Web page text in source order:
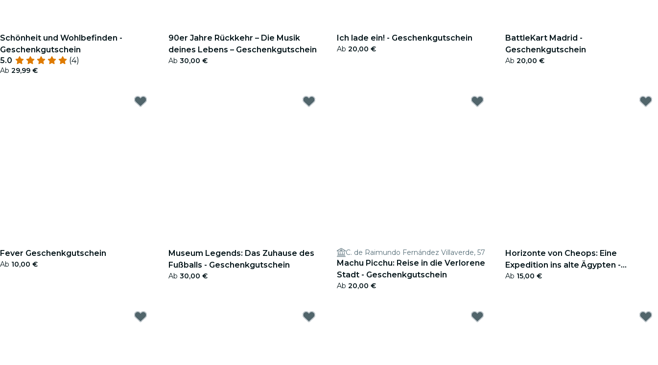
Schönheit und Wohlbefinden -
Geschenkgutschein
5.0
(4)
Ab 29,99 €
90er Jahre Rückkehr – Die Musik
deines Lebens – Geschenkgutschein
Ab 30,00 €
Ich lade ein! - Geschenkgutschein
Ab 20,00 €
BattleKart Madrid -
Geschenkgutschein
Ab 20,00 €
Fever Geschenkgutschein
Ab 10,00 €
Museum Legends: Das Zuhause des
Fußballs - Geschenkgutschein
Ab 30,00 €
C. de Raimundo Fernández Villaverde, 57
Machu Picchu: Reise in die Verlorene
Stadt - Geschenkgutschein
Ab 20,00 €
Horizonte von Cheops: Eine
Expedition ins alte Ägypten -
Geschenkgutschein
Ab 15,00 €